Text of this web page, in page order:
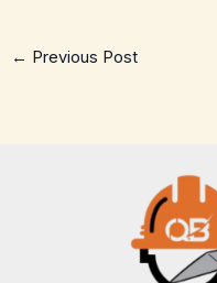
← Previous Post